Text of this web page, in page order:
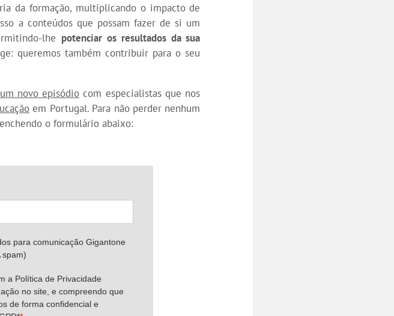
da formação, multiplicando o impacto de
a conteúdos que possam fazer de si um
lhe potenciar os resultados da sua
queremos também contribuir para o seu
novo episódio com especialistas que nos
em Portugal. Para não perder nenhum
o formulário abaixo: